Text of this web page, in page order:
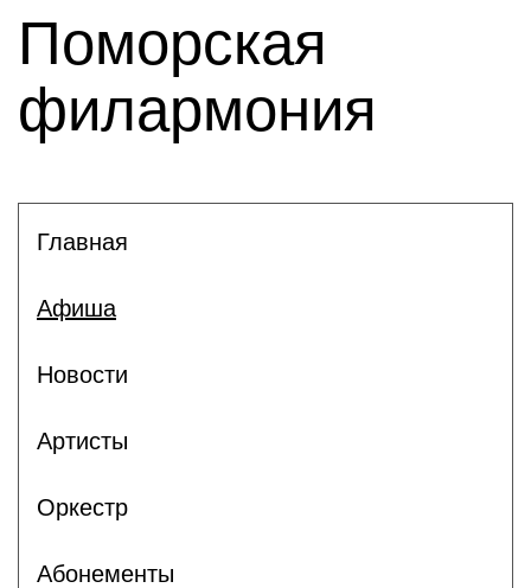
Поморская
филармония
Главная
Афиша
Новости
Артисты
Оркестр
Абонементы